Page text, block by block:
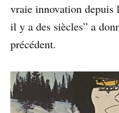
vraie innovation depuis
il y a des siècles” a
précédent.